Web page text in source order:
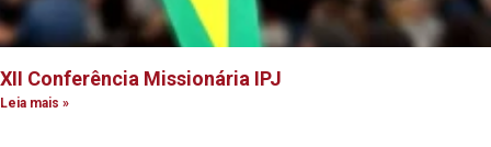
XII Conferência Missionária IPJ
Leia mais »